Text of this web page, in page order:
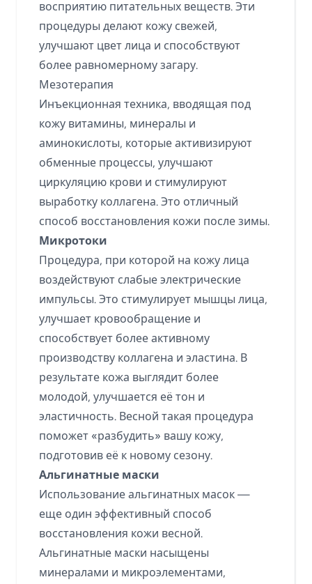
восприятию питательных веществ. Эти
процедуры делают кожу свежей,
улучшают цвет лица и способствуют
более равномерному загару.
Мезотерапия
Инъекционная техника, вводящая под
кожу витамины, минералы и
аминокислоты, которые активизируют
обменные процессы, улучшают
циркуляцию крови и стимулируют
выработку коллагена. Это отличный
способ восстановления кожи после зимы.
Микротоки
Процедура, при которой на кожу лица
воздействуют слабые электрические
импульсы. Это стимулирует мышцы лица,
улучшает кровообращение и
способствует более активному
производству коллагена и эластина. В
результате кожа выглядит более
молодой, улучшается её тон и
эластичность. Весной такая процедура
поможет «разбудить» вашу кожу,
подготовив её к новому сезону.
Альгинатные маски
Использование альгинатных масок —
еще один эффективный способ
восстановления кожи весной.
Альгинатные маски насыщены
минералами и микроэлементами,